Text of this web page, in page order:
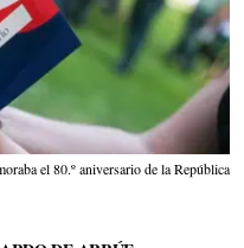
el 80.º aniversario de la República